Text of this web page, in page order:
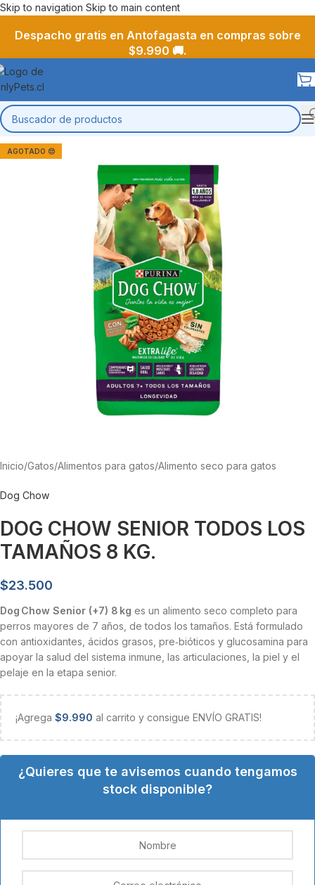
Skip to navigation Skip to main content
Despacho gratis en Antofagasta en compras sobre
$9.990 🚚.
AGOTADO 😔
Inicio/Gatos/Alimentos para gatos/Alimento seco para gatos
Dog Chow
DOG CHOW SENIOR TODOS LOS
TAMAÑOS 8 KG.
$23.500
Dog Chow Senior (+7) 8 kg es un alimento seco completo para
perros mayores de 7 años, de todos los tamaños. Está formulado
con antioxidantes, ácidos grasos, pre‑bióticos y glucosamina para
apoyar la salud del sistema inmune, las articulaciones, la piel y el
pelaje en la etapa senior.
¡Agrega $9.990 al carrito y consigue ENVÍO GRATIS!
¿Quieres que te avisemos cuando tengamos
stock disponible?